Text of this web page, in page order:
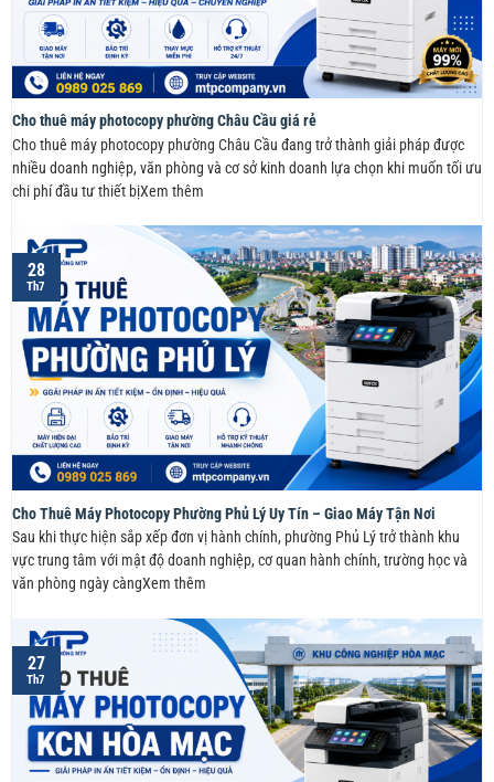
Cho thuê máy photocopy phường Châu Cầu giá rẻ
Cho thuê máy photocopy phường Châu Cầu đang trở thành giải pháp được
nhiều doanh nghiệp, văn phòng và cơ sở kinh doanh lựa chọn khi muốn tối ưu
chi phí đầu tư thiết bịXem thêm
Cho Thuê Máy Photocopy Phường Phủ Lý Uy Tín – Giao Máy Tận Nơi
Sau khi thực hiện sắp xếp đơn vị hành chính, phường Phủ Lý trở thành khu
vực trung tâm với mật độ doanh nghiệp, cơ quan hành chính, trường học và
văn phòng ngày càngXem thêm
28
Th7
27
Th7